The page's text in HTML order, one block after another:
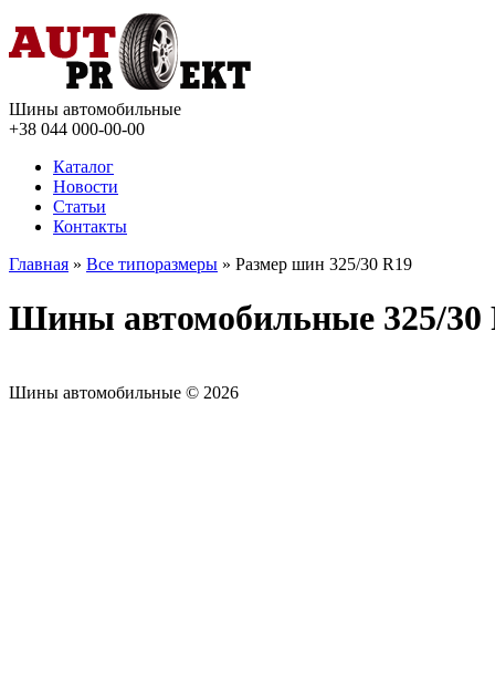
Шины автомобильные
+38 044 000-00-00
Каталог
Новости
Статьи
Контакты
Главная » Все типоразмеры » Размер шин 325/30 R19
Шины автомобильные 325/30
Шины автомобильные © 2026